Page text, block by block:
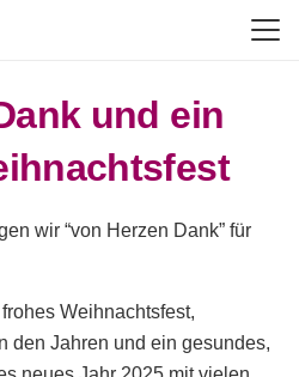
und ein
wir “von Herzen Dank” für
Weihnachtsfest,
den Jahren und ein gesundes,